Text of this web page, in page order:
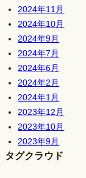
2024年11月
2024年10月
2024年9月
2024年7月
2024年6月
2024年2月
2024年1月
2023年12月
2023年10月
2023年9月
タグクラウド